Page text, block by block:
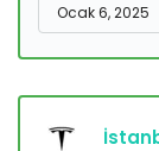
Ocak 6, 2025